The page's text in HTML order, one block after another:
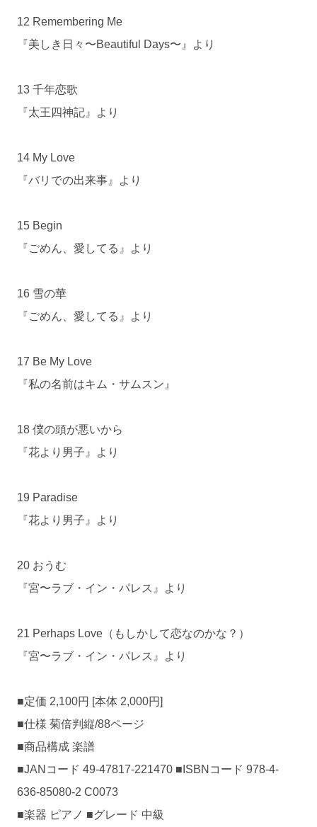
12 Remembering Me
『美しき日々〜Beautiful Days〜』より
13 千年恋歌
『太王四神記』より
14 My Love
『バリでの出来事』より
15 Begin
『ごめん、愛してる』より
16 雪の華
『ごめん、愛してる』より
17 Be My Love
『私の名前はキム・サムスン』
18 僕の頭が悪いから
『花より男子』より
19 Paradise
『花より男子』より
20 おうむ
『宮〜ラブ・イン・パレス』より
21 Perhaps Love（もしかして恋なのかな？）
『宮〜ラブ・イン・パレス』より
■定価 2,100円 [本体 2,000円]
■仕様 菊倍判縦/88ページ
■商品構成 楽譜
■JANコード 49-47817-221470 ■ISBNコード 978-4-
636-85080-2 C0073
■楽器 ピアノ ■グレード 中級